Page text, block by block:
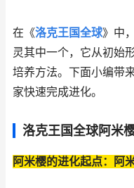
在《洛克王国全球》中
灵其中一个，它从初始
培养方法。下面小编带
家快速完成进化。
洛克王国全球阿米
阿米樱的进化起点：阿